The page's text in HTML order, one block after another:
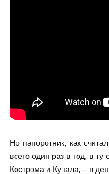
Но папоротник, как
всего один раз в год, в ту
Кострома и Купала, – в